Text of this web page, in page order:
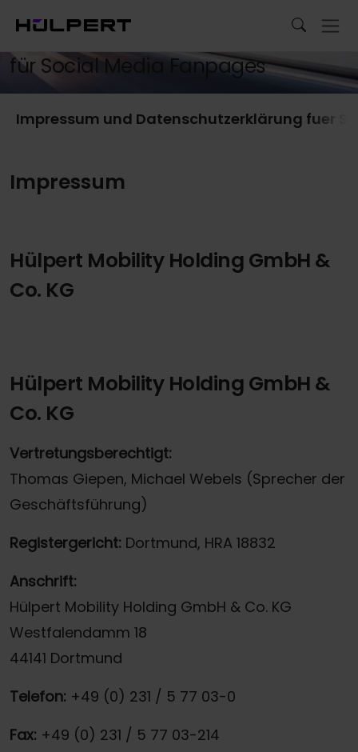
Datenschutzerklärung
für Social Media Fanpages
Impressum und Datenschutzerklärung fuer
Impressum
Hülpert Mobility Holding GmbH &
Co. KG
Hülpert Mobility Holding GmbH &
Co. KG
Vertretungsberechtigt:
Thomas Giepen, Michael Webels (Sprecher der
Geschäftsführung)
Registergericht: Dortmund, HRA 18832
Anschrift:
Hülpert Mobility Holding GmbH & Co. KG
Westfalendamm 18
44141 Dortmund
Telefon: +49 (0) 231 / 5 77 03-0
Fax: +49 (0) 231 / 5 77 03-214